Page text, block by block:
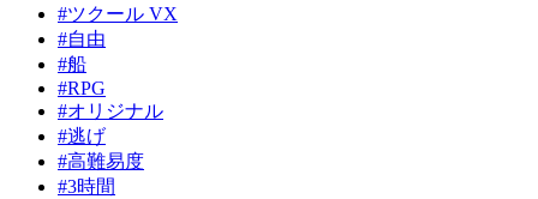
#ツクール VX
#自由
#船
#RPG
#オリジナル
#逃げ
#高難易度
#3時間